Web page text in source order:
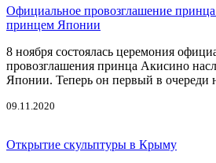
Официальное провозглашение
принцем Японии
8 ноября состоялась церемония
провозглашения принца Акисино
Японии. Теперь он первый в очереди
09.11.2020
Открытие скульптуры в Крыму